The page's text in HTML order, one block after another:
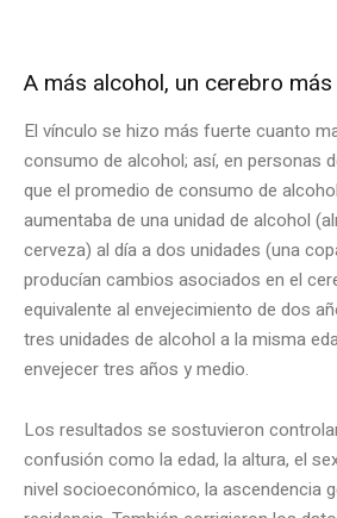
A más alcohol, un cerebro
El vínculo se hizo más fuerte cuanto
consumo de alcohol; así, en personas
que el promedio de consumo de
aumentaba de una unidad de alcohol
cerveza) al día a dos unidades (una
producían cambios asociados en el
equivalente al envejecimiento de dos
tres unidades de alcohol a la misma
envejecer tres años y medio.
Los resultados se sostuvieron
confusión como la edad, la altura, el
nivel socioeconómico, la ascendencia